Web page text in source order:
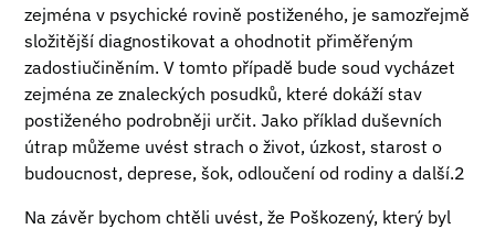
zejména v psychické rovině postiženého, je samozřejmě
složitější diagnostikovat a ohodnotit přiměřeným
zadostiučiněním. V tomto případě bude soud vycházet
zejména ze znaleckých posudků, které dokáží stav
postiženého podrobněji určit. Jako příklad duševních
útrap můžeme uvést strach o život, úzkost, starost o
budoucnost, deprese, šok, odloučení od rodiny a další.2
Na závěr bychom chtěli uvést, že Poškozený, který byl